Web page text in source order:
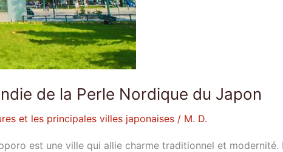
de la Perle Nordique du Japon
et les principales villes japonaises / M. D.
est une ville qui allie charme traditionnel et